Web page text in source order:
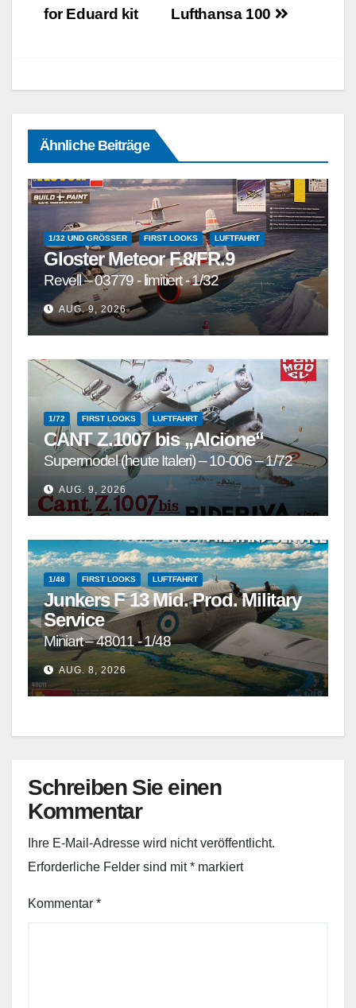
Lufthansa 100
for Eduard kit
Ähnliche Beiträge
1/32 UND GRÖSSER FIRST LOOKS LUFTFAHRT
Gloster Meteor F.8/FR.9
Revell – 03779 - limitiert - 1/32
AUG. 9, 2026
1/72 FIRST LOOKS LUFTFAHRT
CANT Z.1007 bis „Alcione“
Supermodel (heute Italeri) – 10-006 – 1/72
AUG. 9, 2026
1/48 FIRST LOOKS LUFTFAHRT
Junkers F 13 Mid. Prod. Military
Service
Miniart – 48011 - 1/48
AUG. 8, 2026
Schreiben Sie einen
Kommentar
Ihre E-Mail-Adresse wird nicht veröffentlicht.
Erforderliche Felder sind mit* markiert
Kommentar *